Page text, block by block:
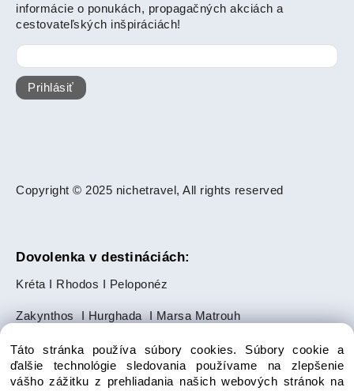
informácie o ponukách, propagačných akciách a
cestovateľských inšpiráciách!
Prihlásiť
Copyright © 2025 nichetravel, All rights reserved
Dovolenka v destináciách:
Kréta Rhodos Peloponéz
Zakynthos Hurghada Marsa Matrouh
Slnečné pobrežieI Zlaté Piesky
Makarská riviéra Ayia Napa IPaphos
Táto stránka používa súbory cookies. Súbory cookie a
ďalšie technológie sledovania používame na zlepšenie
vášho zážitku z prehliadania našich webových stránok na